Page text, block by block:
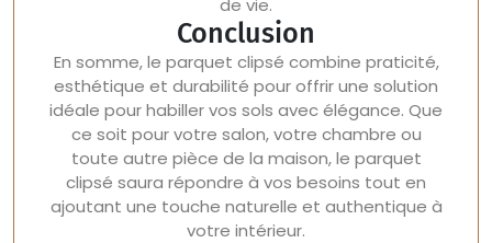
Conclusion
En somme, le parquet clipsé combine praticité,
esthétique et durabilité pour offrir une solution
idéale pour habiller vos sols avec élégance. Que
ce soit pour votre salon, votre chambre ou
toute autre pièce de la maison, le parquet
clipsé saura répondre à vos besoins tout en
ajoutant une touche naturelle et authentique à
votre intérieur.